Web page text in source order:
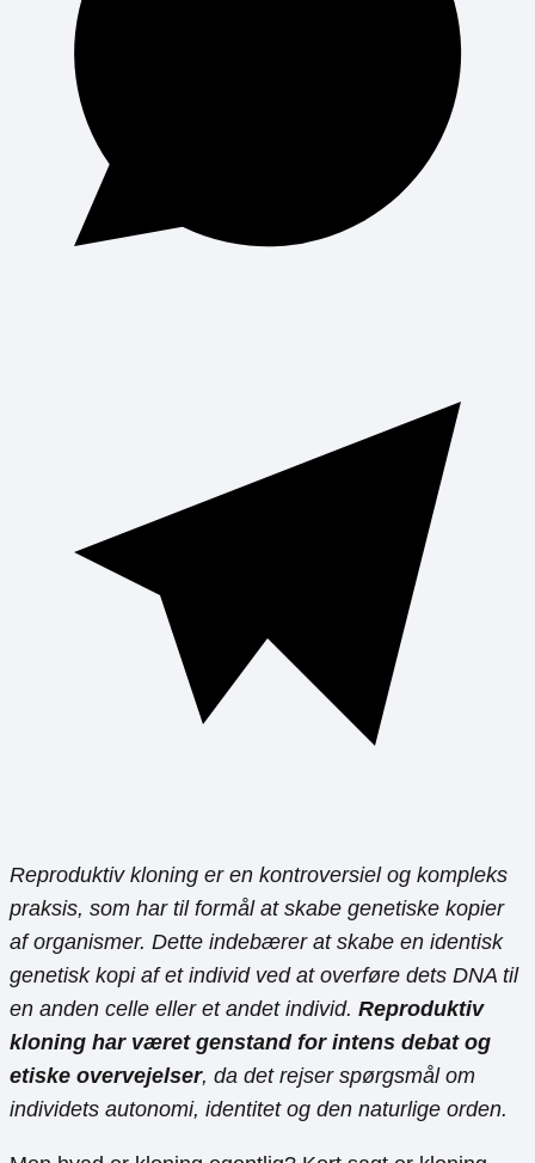
Reproduktiv kloning er en kontroversiel og kompleks
praksis, som har til formål at skabe genetiske kopier
af organismer. Dette indebærer at skabe en identisk
genetisk kopi af et individ ved at overføre dets DNA til
en anden celle eller et andet individ. Reproduktiv
kloning har været genstand for intens debat og
etiske overvejelser, da det rejser spørgsmål om
individets autonomi, identitet og den naturlige orden.